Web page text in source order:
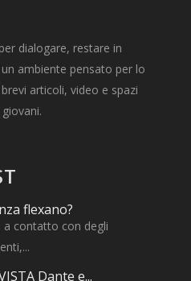
dialogare, restare in
ambiente pensato per lo
articoli, video e spazi
flexano?
a contatto con degli
Dante e...